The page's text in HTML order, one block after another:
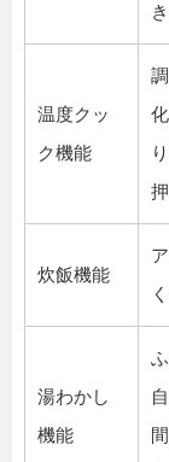
温度クッ
ク機能
炊飯機能
湯わかし
機能